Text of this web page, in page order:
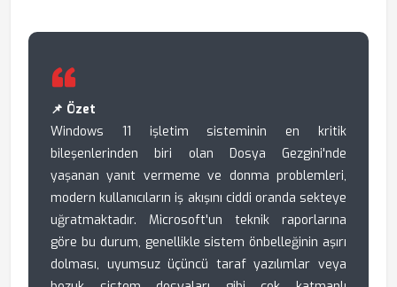
📌 Özet
Windows 11 işletim sisteminin en kritik
bileşenlerinden biri olan Dosya Gezgini'nde
yaşanan yanıt vermeme ve donma problemleri,
modern kullanıcıların iş akışını ciddi oranda sekteye
uğratmaktadır. Microsoft'un teknik raporlarına
göre bu durum, genellikle sistem önbelleğinin aşırı
dolması, uyumsuz üçüncü taraf yazılımlar veya